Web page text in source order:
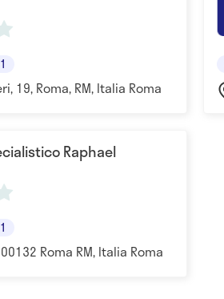
19, Roma, RM, Italia Roma
Raphael
Roma RM, Italia Roma